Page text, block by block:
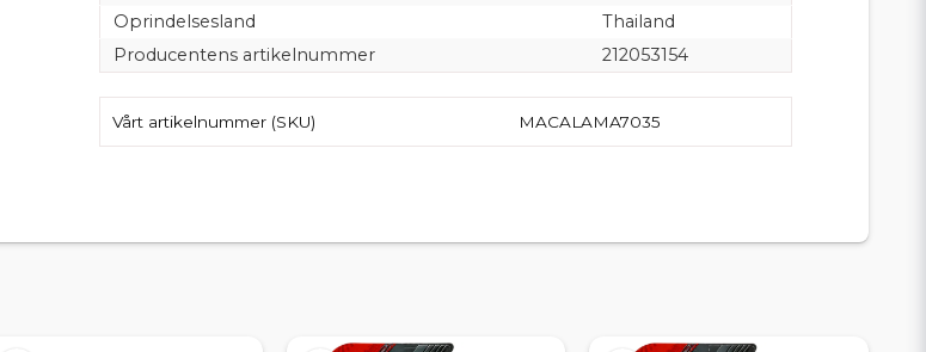
Oprindelsesland
Thailand
Producentens artikelnummer
212053154
Vårt artikelnummer (SKU) MACALAMA7035